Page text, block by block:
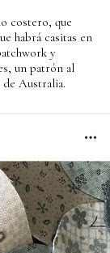
costero, que
habrá casitas en
y
un patrón al
Australia.